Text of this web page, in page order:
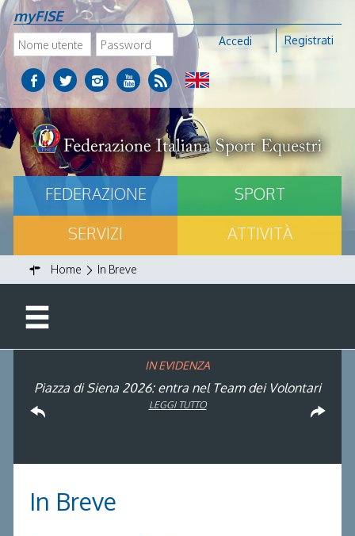
myFISE
Accedi Registrati
FEDERAZIONE
SPORT
SERVIZI
ATTIVITÀ
Home In Breve
IN EVIDENZA
Piazza di Siena 2026: entra nel Team dei Volontari
LEGGI TUTTO
Atleta di Interesse Nazionale: ecco i requisiti per il
2026
Visita di idoneità per cavalli atleti
LEGGI TUTTO
Rinvio applicazione Iva al 2036: Decreto pubblicato
in Gazzetta Ufficiale
FISE: aperta la Campagna affiliazione 2026
LEGGI TUTTO
Natale con la FISE: al via la nona edizione
dell’iniziativa solidale della Federazione Italiana
Studente Atleta di alto livello: pubblicato il bando
per l’anno scolastico 2025/2026
Visita veterinaria annuale
LEGGI TUTTO
In Breve